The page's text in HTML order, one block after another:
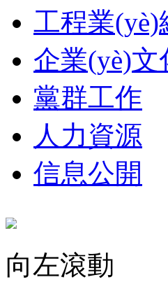
工程業(yè)
企業(yè)文
黨群工作
人力資源
信息公開
向左滾動